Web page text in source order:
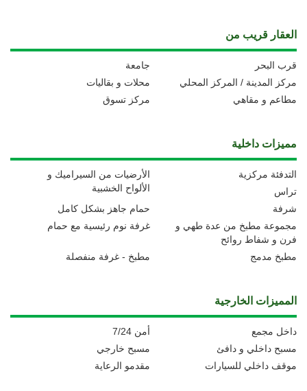
العقار قريب من
جامعة
قرب البحر
محلات و بقاليات
مركز المدينة / المركز المحلي
مركز تسوق
مطاعم و مقاهي
مميزات داخلية
الأرضيات من السيراميك و
الألواح الخشبية
التدفئة مركزية
تراس
حمام جاهز بشكل كامل
شرفة
غرفة نوم رئيسية مع حمام
مجموعة مطبخ من عدة طهي و
فرن و شفاط روائح
مطبخ - غرفة منفصلة
مطبخ مدمج
المميزات الخارجية
أمن 7/24
داخل مجمع
مسبح خارجي
مسبح داخلي و دافئ
مقدمو الرعاية
موقف داخلي للسيارات